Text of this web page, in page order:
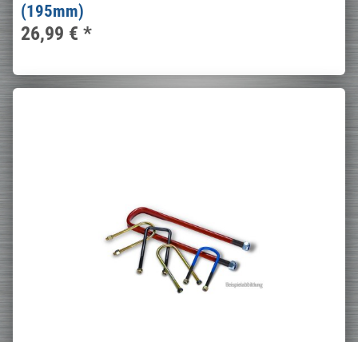
(195mm)
26,99 € *